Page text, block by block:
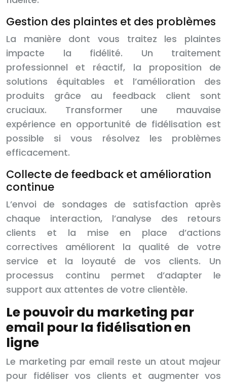
Gestion des plaintes et des problèmes
La manière dont vous traitez les plaintes
impacte la fidélité. Un traitement
professionnel et réactif, la proposition de
solutions équitables et l’amélioration des
produits grâce au feedback client sont
cruciaux. Transformer une mauvaise
expérience en opportunité de fidélisation est
possible si vous résolvez les problèmes
efficacement.
Collecte de feedback et amélioration
continue
L’envoi de sondages de satisfaction après
chaque interaction, l’analyse des retours
clients et la mise en place d’actions
correctives améliorent la qualité de votre
service et la loyauté de vos clients. Un
processus continu permet d’adapter le
support aux attentes de votre clientèle.
Le pouvoir du marketing par
email pour la fidélisation en
ligne
Le marketing par email reste un atout majeur
pour fidéliser vos clients et augmenter vos